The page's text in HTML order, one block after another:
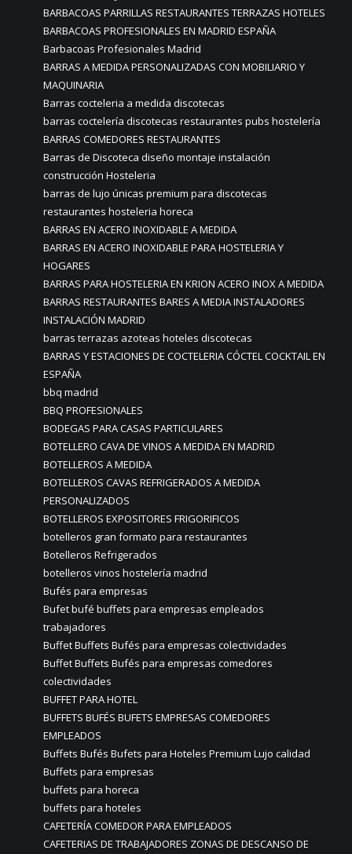
BARBACOAS PARRILLAS RESTAURANTES TERRAZAS HOTELES
BARBACOAS PROFESIONALES EN MADRID ESPAÑA
Barbacoas Profesionales Madrid
BARRAS A MEDIDA PERSONALIZADAS CON MOBILIARIO Y
MAQUINARIA
Barras cocteleria a medida discotecas
barras coctelería discotecas restaurantes pubs hostelería
BARRAS COMEDORES RESTAURANTES
Barras de Discoteca diseño montaje instalación
construcción Hosteleria
barras de lujo únicas premium para discotecas
restaurantes hosteleria horeca
BARRAS EN ACERO INOXIDABLE A MEDIDA
BARRAS EN ACERO INOXIDABLE PARA HOSTELERIA Y
HOGARES
BARRAS PARA HOSTELERIA EN KRION ACERO INOX A MEDIDA
BARRAS RESTAURANTES BARES A MEDIA INSTALADORES
INSTALACIÓN MADRID
barras terrazas azoteas hoteles discotecas
BARRAS Y ESTACIONES DE COCTELERIA CÓCTEL COCKTAIL EN
ESPAÑA
bbq madrid
BBQ PROFESIONALES
BODEGAS PARA CASAS PARTICULARES
BOTELLERO CAVA DE VINOS A MEDIDA EN MADRID
BOTELLEROS A MEDIDA
BOTELLEROS CAVAS REFRIGERADOS A MEDIDA
PERSONALIZADOS
BOTELLEROS EXPOSITORES FRIGORIFICOS
botelleros gran formato para restaurantes
Botelleros Refrigerados
botelleros vinos hostelería madrid
Bufés para empresas
Bufet bufé buffets para empresas empleados
trabajadores
Buffet Buffets Bufés para empresas colectividades
Buffet Buffets Bufés para empresas comedores
colectividades
BUFFET PARA HOTEL
BUFFETS BUFÉS BUFETS EMPRESAS COMEDORES
EMPLEADOS
Buffets Bufés Bufets para Hoteles Premium Lujo calidad
Buffets para empresas
buffets para horeca
buffets para hoteles
CAFETERÍA COMEDOR PARA EMPLEADOS
CAFETERIAS DE TRABAJADORES ZONAS DE DESCANSO DE